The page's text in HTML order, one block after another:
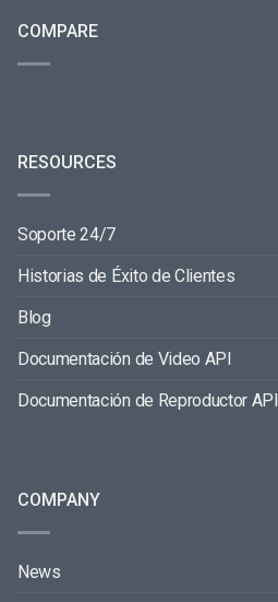
COMPARE
RESOURCES
Soporte 24/7
Historias de Éxito de Clientes
Blog
Documentación de Video API
Documentación de Reproductor API
COMPANY
News